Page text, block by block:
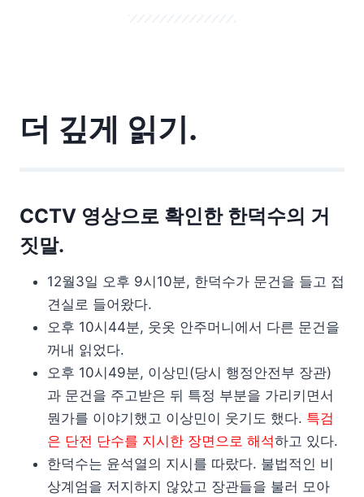
더 깊게 읽기.
CCTV 영상으로 확인한 한덕수의 거
짓말.
12월3일 오후 9시10분, 한덕수가 문건을 들고 접
견실로 들어왔다.
오후 10시44분, 웃옷 안주머니에서 다른 문건을
꺼내 읽었다.
오후 10시49분, 이상민(당시 행정안전부 장관)
과 문건을 주고받은 뒤 특정 부분을 가리키면서
뭔가를 이야기했고 이상민이 웃기도 했다. 특검
은 단전 단수를 지시한 장면으로 해석하고 있다.
한덕수는 윤석열의 지시를 따랐다. 불법적인 비
상계엄을 저지하지 않았고 장관들을 불러 모아